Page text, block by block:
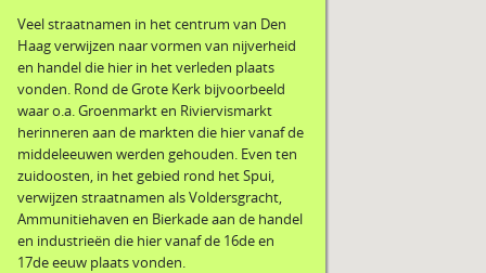
Veel straatnamen in het centrum van Den
Haag verwijzen naar vormen van nijverheid
en handel die hier in het verleden plaats
vonden. Rond de Grote Kerk bijvoorbeeld
waar o.a. Groenmarkt en Riviervismarkt
herinneren aan de markten die hier vanaf de
middeleeuwen werden gehouden. Even ten
zuidoosten, in het gebied rond het Spui,
verwijzen straatnamen als Voldersgracht,
Ammunitiehaven en Bierkade aan de handel
en industrieën die hier vanaf de 16de en
17de eeuw plaats vonden.